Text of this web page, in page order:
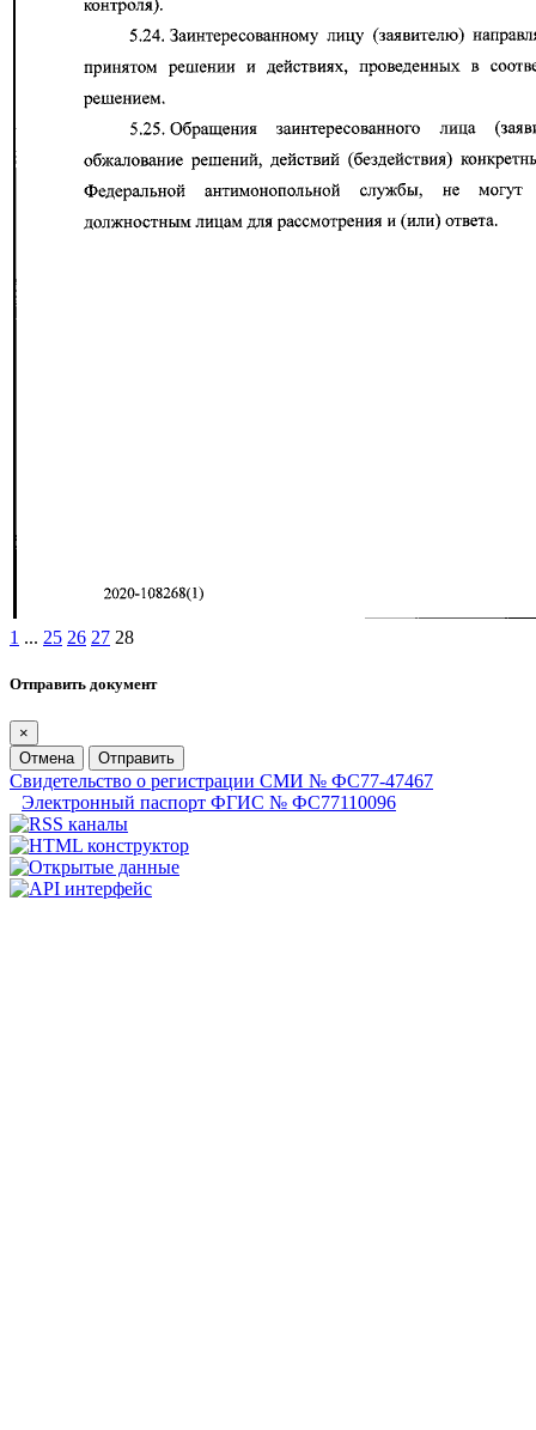
1 ... 25 26 27 28
Отправить документ
×
Отмена
Отправить
Свидетельство о регистрации СМИ № ФС77-47467
Электронный паспорт ФГИС № ФС77110096